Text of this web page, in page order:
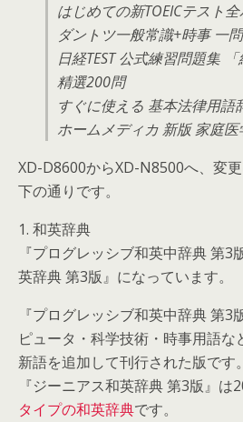
はじめての新TOEICテスト
ダントツ一般常識+時事 一
日経TEST 公式練習問題集
精選200問
すぐに使える 基本法律用語
ホームメディカ 新版 家庭
XD-D8600からXD-N8500へ、変
下の通りです。
1. 和英辞典
『プログレッシブ和英中辞典 第3
英辞典 第3版』になっています。
『プログレッシブ和英中辞典 第3
ピュータ・科学技術・時事用語な
新語を追加して刊行された版です。
『ジーニアス和英辞典 第3版』は
タイプの和英辞典です。